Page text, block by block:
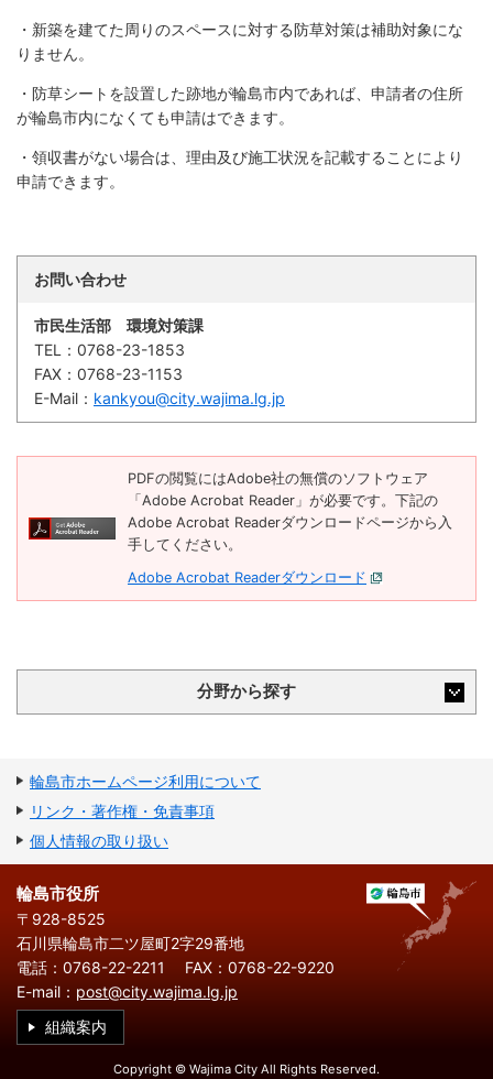
・新築を建てた周りのスペースに対する防草対策は補助対象にな
りません。
・防草シートを設置した跡地が輪島市内であれば、申請者の住所
が輪島市内になくても申請はできます。
・領収書がない場合は、理由及び施工状況を記載することにより
申請できます。
お問い合わせ
市民生活部 環境対策課
TEL： 0768-23-1853
FAX： 0768-23-1153
E-Mail： kankyou@city.wajima.lg.jp
PDFの閲覧にはAdobe社の無償のソフトウェア
「Adobe Acrobat Reader」が必要です。下記の
Adobe Acrobat Readerダウンロードページから入
手してください。
Adobe Acrobat Readerダウンロード
分野から探す
輪島市ホームページ利用について
リンク・著作権・免責事項
個人情報の取り扱い
輪島市役所
〒928-8525
石川県輪島市二ツ屋町2字29番地
電話：0768-22-2211
FAX：0768-22-9220
E-mail： post@city.wajima.lg.jp
組織案内
Copyright © Wajima City All Rights Reserved.